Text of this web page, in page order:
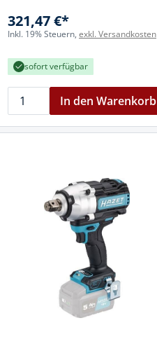
321,47 €*
Inkl. 19% Steuern, exkl. Versandkosten
sofort verfügbar
In den Warenkorb